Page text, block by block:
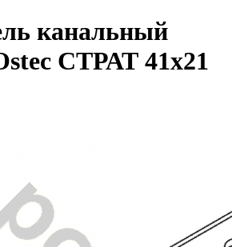
канальный
СТРАТ 41х21